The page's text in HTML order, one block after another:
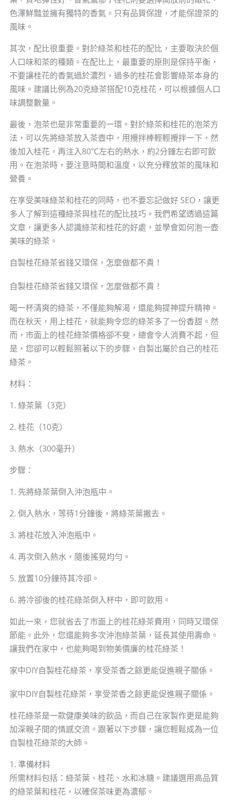
色澤鮮豔並擁有獨特的香氣。只有品質保證，才能保證茶的
風味。
其次，配比很重要。對於綠茶和桂花的配比，主要取決於個
人口味和茶的種類。在配比上，最重要的原則是保持平衡，
不要讓桂花的香氣過於濃烈，過多的桂花會影響綠茶本身的
風味。建議比例為20克綠茶搭配10克桂花，可以根據個人口
味調整數量。
最後，泡茶也是非常重要的一環。對於綠茶和桂花的泡茶方
法，可以先將綠茶放入茶壺中，用攪拌棒輕輕攪拌一下，然
後加入桂花，再注入80℃左右的熱水，約2分鐘左右即可飲
用。在泡茶時，要注意時間和溫度，以充分釋放茶的風味和
營養。
在享受美味綠茶和桂花的同時，也不要忘記做好 SEO，讓更
多人了解到這種綠茶與桂花的配比技巧。我們希望透過這篇
文章，讓更多人認識綠茶和桂花的好處，並學會如何泡一壺
美味的綠茶。
自製桂花綠茶省錢又環保，怎麼做都不貴！
自製桂花綠茶省錢又環保，怎麼做都不貴！
喝一杯清爽的綠茶，不僅能夠解渴，還能夠提神提升精神。
而在秋天，用上桂花，就能夠令您的綠茶多了一份香甜。然
而，市面上的桂花綠茶價格卻不斐，總會令人消費不起，但
是，您卻可以輕鬆照著以下的步驟，自製出屬於自己的桂花
綠茶。
材料：
1. 綠茶葉（3克）
2. 桂花（10克）
3. 熱水（300毫升）
步驟：
1. 先將綠茶葉倒入沖泡瓶中。
2. 倒入熱水，等待1分鐘後，將綠茶葉撇去。
3. 將桂花放入沖泡瓶中。
4. 再次倒入熱水，隨後搖晃均勻。
5. 放置10分鐘待其冷卻。
6. 將冷卻後的桂花綠茶倒入杯中，即可飲用。
如此一來，您就省去了市面上的桂花綠茶費用，同時又環保
節能。此外，您還能夠多次沖泡綠茶葉，延長其使用壽命。
讓我們在家中，也能夠喝到物美價廉的桂花綠茶！
家中DIY自製桂花綠茶，享受茶香之餘更能促進親子關係。
家中DIY自製桂花綠茶，享受茶香之餘更能促進親子關係。
桂花綠茶是一款健康美味的飲品，而自己在家製作更是能夠
加深親子間的情感交流。跟著以下步驟，讓您輕鬆成為一位
自製桂花綠茶的大師。
1. 準備材料
所需材料包括：綠茶葉、桂花、水和冰糖。建議選用高品質
的綠茶葉和桂花，以確保茶味更為濃郁。